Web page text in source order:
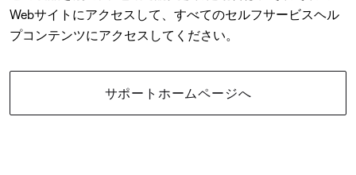
Webサイトにアクセスして、すべてのセルフサービスヘル
プコンテンツにアクセスしてください。
サポートホームページへ